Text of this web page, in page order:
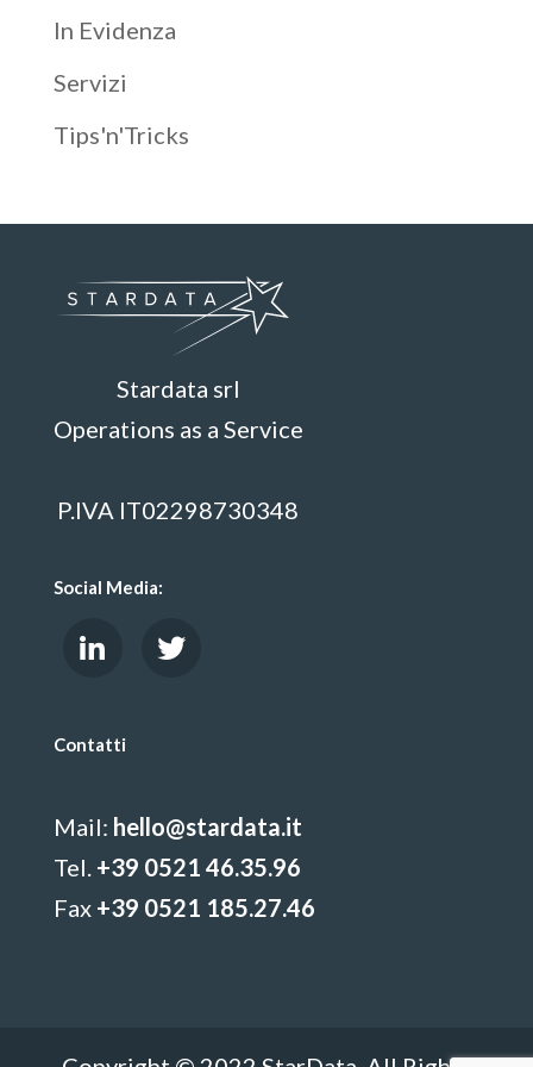
In Evidenza
Servizi
Tips'n'Tricks
Stardata srl
Operations as a Service
P.IVA IT02298730348
Social Media:
Contatti
Mail: hello@stardata.it
Tel. +39 0521 46.35.96
Fax +39 0521 185.27.46